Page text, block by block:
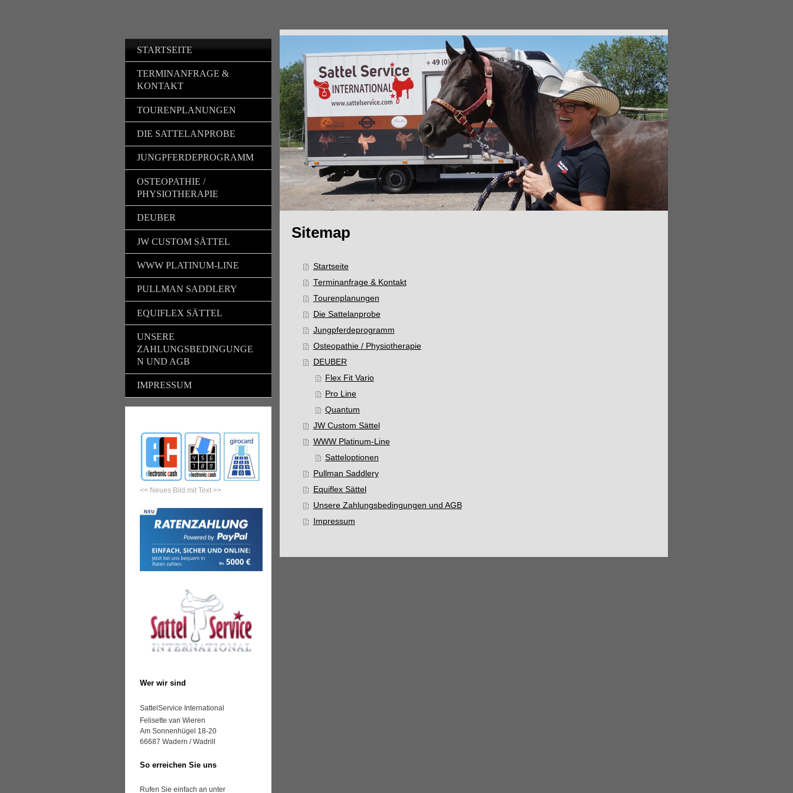
Sitemap
Startseite
Terminanfrage & Kontakt
Tourenplanungen
Die Sattelanprobe
Jungpferdeprogramm
Osteopathie / Physiotherapie
DEUBER
Flex Fit Vario
Pro Line
Quantum
JW Custom Sättel
WWW Platinum-Line
Satteloptionen
Pullman Saddlery
Equiflex Sättel
Unsere Zahlungsbedingungen und AGB
Impressum
STARTSEITE
TERMINANFRAGE &
KONTAKT
TOURENPLANUNGEN
DIE SATTELANPROBE
JUNGPFERDEPROGRAMM
OSTEOPATHIE /
PHYSIOTHERAPIE
DEUBER
JW CUSTOM SÄTTEL
WWW PLATINUM-LINE
PULLMAN SADDLERY
EQUIFLEX SÄTTEL
UNSERE
ZAHLUNGSBEDINGUNGE
N UND AGB
IMPRESSUM
<< Neues Bild mit Text >>
Wer wir sind
SattelService International
Felisette van Wieren
Am Sonnenhügel 18-20
66687 Wadern / Wadrill
So erreichen Sie uns
Rufen Sie einfach an unter